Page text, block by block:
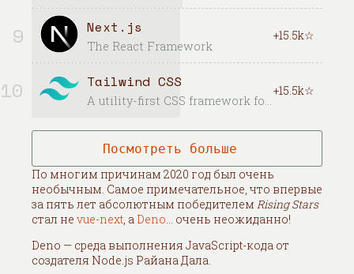
9 Next.js
The React Framework
+15.5k☆
10 Tailwind CSS
A utility-first CSS framework for rapid UI development.
+15.5k☆
Посмотреть больше
По многим причинам 2020 год был очень
необычным. Самое примечательное, что впервые
за пять лет абсолютным победителем Rising Stars
стал не vue-next , а Deno ... очень неожиданно!
Deno — среда выполнения JavaScript-кода от
создателя Node.js Райана Дала.